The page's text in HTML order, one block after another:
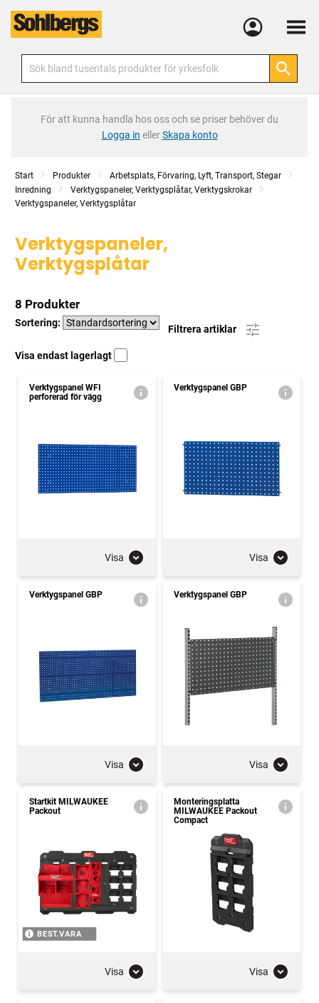
Meny
För att kunna handla hos oss och se priser behöver du
Logga in ellerSkapa konto
Start Produkter
Arbetsplats, Förvaring, Lyft, Transport, Stegar
Inredning
Verktygspaneler, Verktygsplåtar, Verktygskrokar
Verktygspaneler, Verktygsplåtar
Verktygspaneler,
Verktygsplåtar
8 Produkter
Sortering:
Filtrera artiklar
Visa endast lagerlagt
Verktygspanel WFI
perforerad för vägg
Visa
Verktygspanel GBP
Visa
Verktygspanel GBP
Visa
Verktygspanel GBP
Visa
Startkit MILWAUKEE
Packout
BEST.VARA
Visa
Monteringsplatta
MILWAUKEE Packout
Compact
Visa